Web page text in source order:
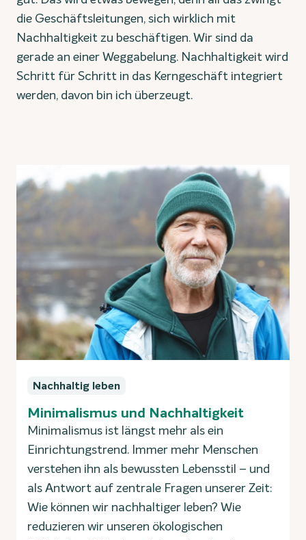
die Geschäftsleitungen, sich wirklich mit
Nachhaltigkeit zu beschäftigen. Wir sind da
gerade an einer Weggabelung. Nachhaltigkeit wird
Schritt für Schritt in das Kerngeschäft integriert
werden, davon bin ich überzeugt.
Nachhaltig leben
Minimalismus und Nachhaltigkeit
Minimalismus ist längst mehr als ein
Einrichtungstrend. Immer mehr Menschen
verstehen ihn als bewussten Lebensstil – und
als Antwort auf zentrale Fragen unserer Zeit:
Wie können wir nachhaltiger leben? Wie
reduzieren wir unseren ökologischen